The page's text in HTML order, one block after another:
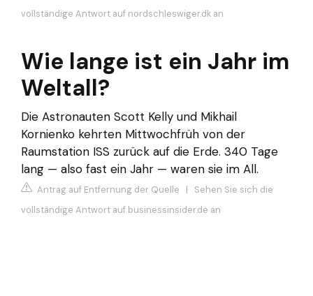
vollständige Antwort auf nordschleswiger.dk an
Wie lange ist ein Jahr im
Weltall?
Die Astronauten Scott Kelly und Mikhail
Kornienko kehrten Mittwochfrüh von der
Raumstation ISS zurück auf die Erde. 340 Tage
lang — also fast ein Jahr — waren sie im All.
Antrag auf Entfernung der Quelle | Sehen Sie sich die
vollständige Antwort auf businessinsider.de an